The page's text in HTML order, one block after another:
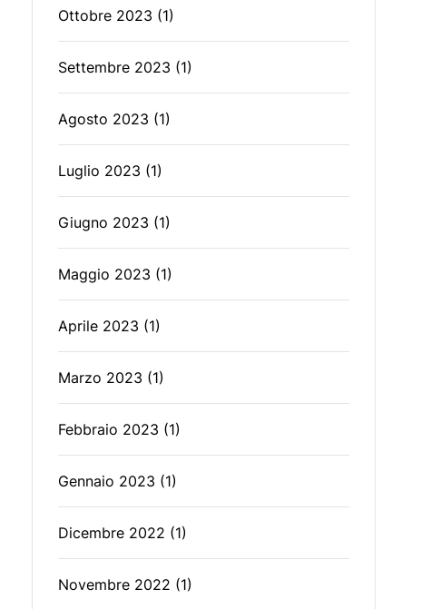
Ottobre 2023 (1)
Settembre 2023 (1)
Agosto 2023 (1)
Luglio 2023 (1)
Giugno 2023 (1)
Maggio 2023 (1)
Aprile 2023 (1)
Marzo 2023 (1)
Febbraio 2023 (1)
Gennaio 2023 (1)
Dicembre 2022 (1)
Novembre 2022 (1)